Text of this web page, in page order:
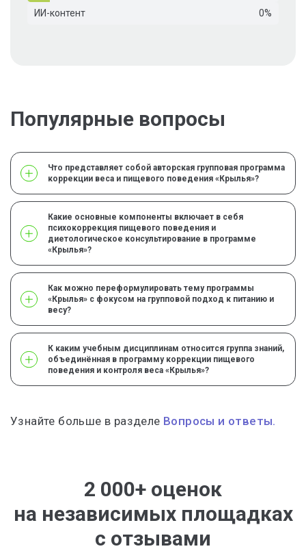
ИИ-контент 0%
Популярные вопросы
Что представляет собой авторская групповая программа
коррекции веса и пищевого поведения «Крылья»?
Какие основные компоненты включает в себя
психокоррекция пищевого поведения и
диетологическое консультирование в программе
«Крылья»?
Как можно переформулировать тему программы
«Крылья» с фокусом на групповой подход к питанию и
весу?
К каким учебным дисциплинам относится группа знаний,
объединённая в программу коррекции пищевого
поведения и контроля веса «Крылья»?
Узнайте больше в разделе Вопросы и ответы.
2 000+ оценок
на независимых площадках
с отзывами